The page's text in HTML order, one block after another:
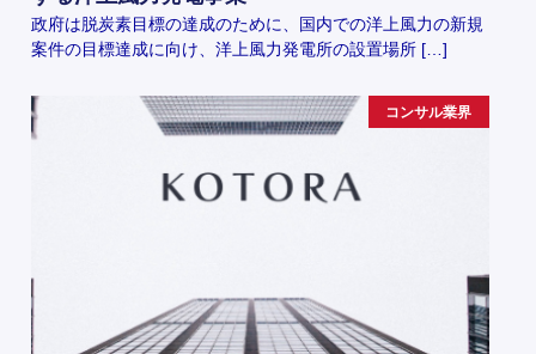
政府は脱炭素目標の達成のために、国内での洋上風力の新規
案件の目標達成に向け、洋上風力発電所の設置場所 […]
コンサル業界